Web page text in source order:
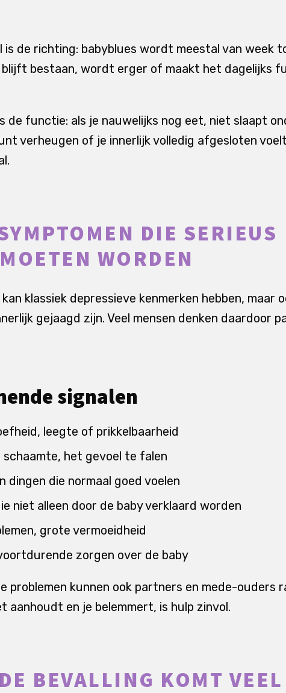
is de richting: babyblues wordt meestal van week
blijft bestaan, wordt erger of maakt het dagelijks
de functie: als je nauwelijks nog eet, niet slaapt
verheugen of je innerlijk volledig afgesloten
DIE SERIEUS
WORDEN
klassiek depressieve kenmerken hebben, maar
gejaagd zijn. Veel mensen denken daardoor
signalen
leegte of prikkelbaarheid
schaamte, het gevoel te falen
dingen die normaal goed voelen
niet alleen door de baby verklaard worden
grote vermoeidheid
zorgen over de baby
problemen kunnen ook partners en mede-ouders
aanhoudt en je belemmert, is hulp zinvol.
BEVALLING KOMT